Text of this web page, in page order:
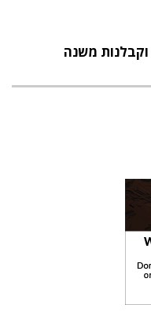
וקבלנות משנה